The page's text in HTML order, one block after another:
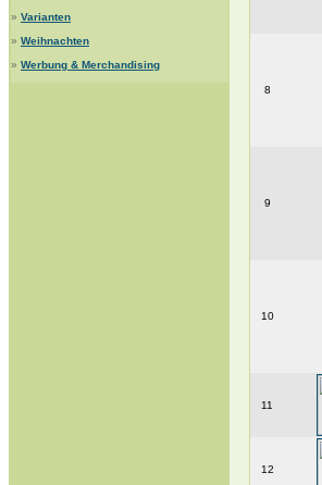
» Varianten
» Weihnachten
» Werbung & Merchandising
8
9
10
11
12